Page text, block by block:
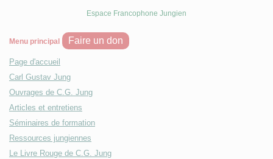
Espace Francophone Jungien
Menu principal Faire un don
Page d'accueil
Carl Gustav Jung
Ouvrages de C.G. Jung
Articles et entretiens
Séminaires de formation
Ressources jungiennes
Le Livre Rouge de C.G. Jung